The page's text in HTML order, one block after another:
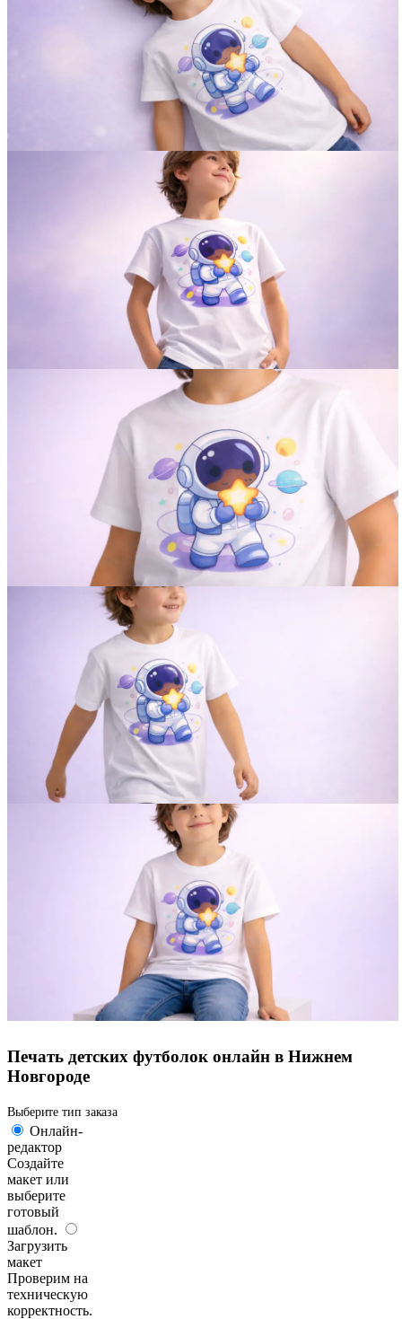
Печать детских футболок онлайн в Нижнем
Новгороде
Выберите тип заказа
Онлайн-
редактор
Создайте
макет или
выберите
готовый
шаблон.
Загрузить
макет
Проверим на
техническую
корректность.